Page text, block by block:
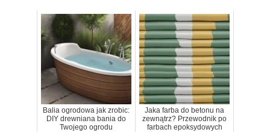
Balia ogrodowa jak zrobic:
DIY drewniana bania do
Twojego ogrodu
Jaka farba do betonu na
zewnątrz? Przewodnik po
farbach epoksydowych